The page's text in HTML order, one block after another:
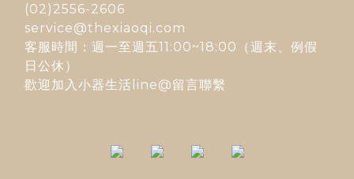
(02)2556-2606
service@thexiaoqi.com
客服時間：週一至週五11:00~18:00（週末、例假
日公休）
歡迎加入 小器生活line@留言聯繫